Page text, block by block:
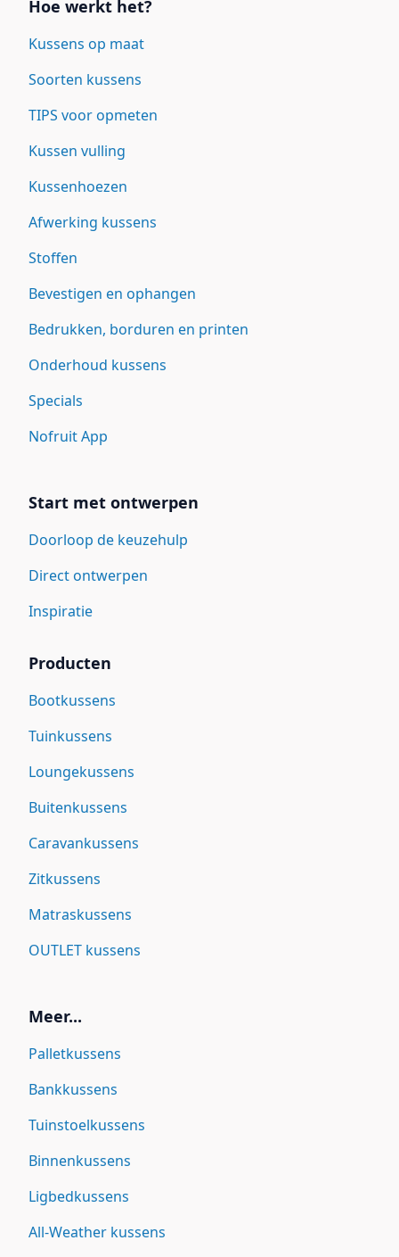
Hoe werkt het?
Kussens op maat
Soorten kussens
TIPS voor opmeten
Kussen vulling
Kussenhoezen
Afwerking kussens
Stoffen
Bevestigen en ophangen
Bedrukken, borduren en printen
Onderhoud kussens
Specials
Nofruit App
Start met ontwerpen
Doorloop de keuzehulp
Direct ontwerpen
Inspiratie
Producten
Bootkussens
Tuinkussens
Loungekussens
Buitenkussens
Caravankussens
Zitkussens
Matraskussens
OUTLET kussens
Meer...
Palletkussens
Bankkussens
Tuinstoelkussens
Binnenkussens
Ligbedkussens
All-Weather kussens